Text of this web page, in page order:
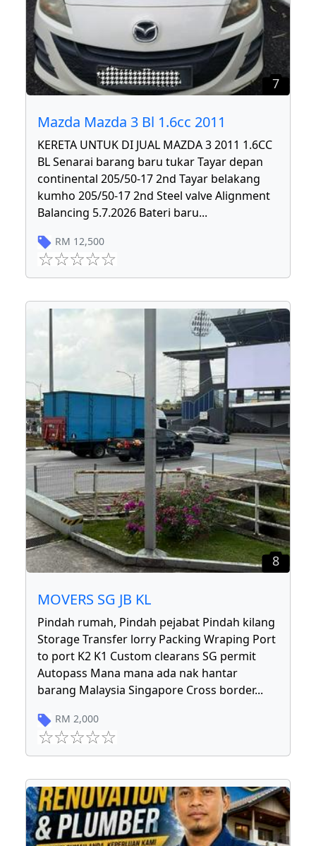
7
Mazda Mazda 3 Bl 1.6cc 2011
KERETA UNTUK DI JUAL MAZDA 3 2011 1.6CC
BL Senarai barang baru tukar Tayar depan
continental 205/50-17 2nd Tayar belakang
kumho 205/50-17 2nd Steel valve Alignment
Balancing 5.7.2026 Bateri baru...
RM 12,500
8
MOVERS SG JB KL
Pindah rumah, Pindah pejabat Pindah kilang
Storage Transfer lorry Packing Wraping Port
to port K2 K1 Custom clearans SG permit
Autopass Mana mana ada nak hantar
barang Malaysia Singapore Cross border...
RM 2,000